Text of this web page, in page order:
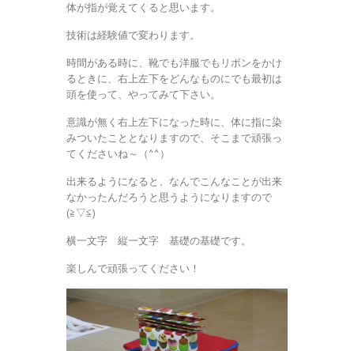
体が指が覚えてくると思います。
技術は経験値で変わります。
時間がある時に、靴でも洋服でもリボンをかけ
るときに、右上左下をどんなものにでも最初は
頭を使って、やってみて下さい。
意識が無く右上左下になった時に、体に指に染
みついたこととなりますので、そこまで頑張っ
てくださいね～（^^）
出来るようになると、なんでこんなことが出来
なかったんだろうと思うようになりますので
(≧▽≦)
横一文字 縦一文字 基礎の基礎です。
楽しんで頑張ってください！